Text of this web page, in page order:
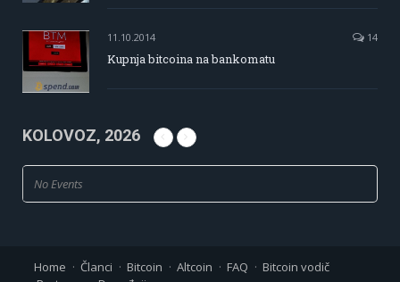
11.10.2014 14
Kupnja bitcoina na bankomatu
KOLOVOZ, 2026
No Events
Home Članci Bitcoin Altcoin FAQ
Bitcoin vodič